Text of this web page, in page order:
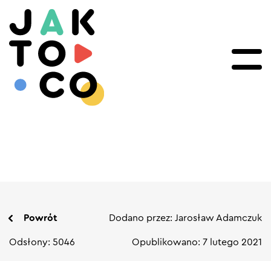
Powrót Dodano przez: Jarosław Adamczuk
Odsłony: 5046 Opublikowano: 7 lutego 2021